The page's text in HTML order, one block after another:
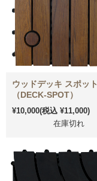
ウッドデッキ スポット
（DECK-SPOT）
¥10,000(税込 ¥11,000)
在庫切れ